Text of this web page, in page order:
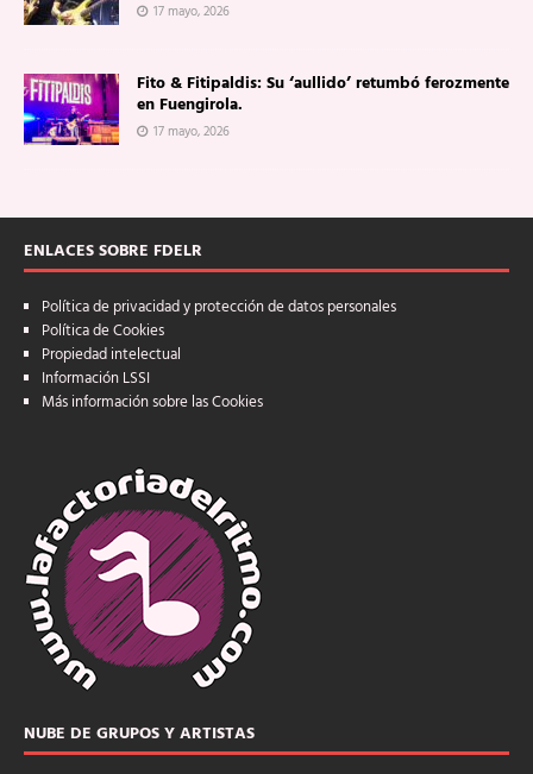
17 mayo, 2026
Fito & Fitipaldis: Su ‘aullido’ retumbó ferozmente
en Fuengirola.
17 mayo, 2026
ENLACES SOBRE FDELR
Política de privacidad y protección de datos personales
Política de Cookies
Propiedad intelectual
Información LSSI
Más información sobre las Cookies
NUBE DE GRUPOS Y ARTISTAS